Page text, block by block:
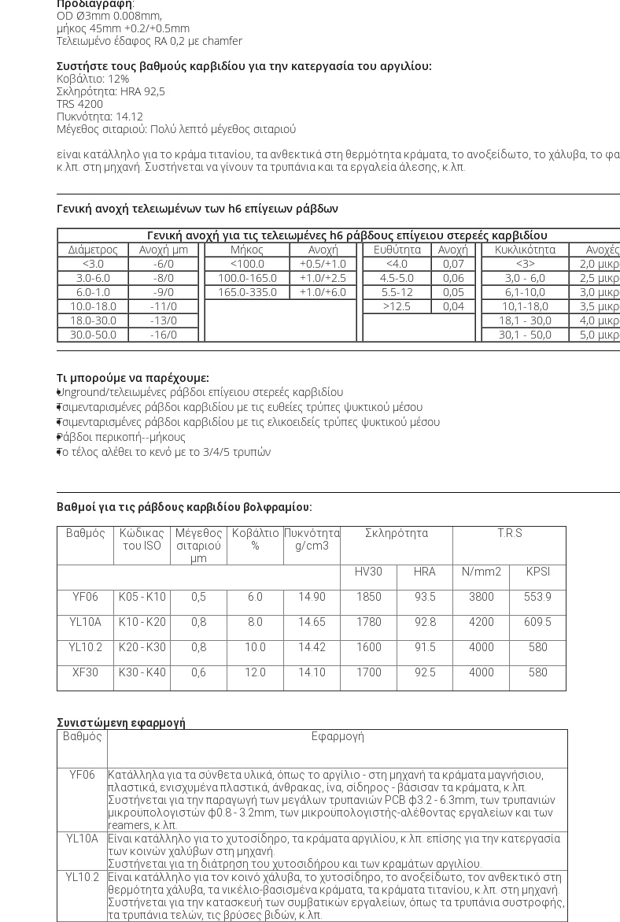
OD Ø3mm 0.008mm,
μήκος 45mm +0.2/+0.5mm
Τελειωμένο έδαφος RA 0,2 με chamfer
Συστήστε τους βαθμούς καρβιδίου για την κατεργασία του αργιλίου:
Κοβάλτιο: 12%
Σκληρότητα: HRA 92,5
TRS 4200
Πυκνότητα: 14.12
Μέγεθος σιταριού: Πολύ λεπτό μέγεθος σιταριού
είναι κατάλληλο για το κράμα τιτανίου, τα ανθεκτικά στη θερμότητα κράματα, το ανοξείδωτο, το χάλυβα, το
κ.λπ. στη μηχανή. Συστήνεται να γίνουν τα τρυπάνια και τα εργαλεία άλεσης, κ.λπ.
Γενική ανοχή τελειωμένων των h6 επίγειων ράβδων
Γενική ανοχή για τις τελειωμένες h6 ράβδους επίγειου στερεές καρβιδίου
Διάμετρος
Ανοχή μm Μήκος Ανοχή Ευθύτητα Ανοχή Κυκλικότητα
Ανοχές
<3.0
-6/0 <100.0 +0.5/+1.0 <4.0 0,07 <3>
2,0
3.0-6.0
-8/0 100.0-165.0 +1.0/+2.5 4.5-5.0 0,06 3,0 - 6,0
2,5
6.0-1.0
-9/0 165.0-335.0 +1.0/+6.0 5.5-12 0,05 6,1-10,0
3,0
10.0-18.0
-11/0 >12.5 0,04 10,1-18,0
3,5
18.0-30.0
-13/0 18,1 - 30,0
4,0
30.0-50.0
-16/0 30,1 - 50,0 5,0
Τι μπορούμε να παρέχουμε:
Unground/τελειωμένες ράβδοι επίγειου στερεές καρβιδίου
Τσιμενταρισμένες ράβδοι καρβιδίου με τις ευθείες τρύπες ψυκτικού μέσου
Τσιμενταρισμένες ράβδοι καρβιδίου με τις ελικοειδείς τρύπες ψυκτικού μέσου
Ράβδοι περικοπή--μήκους
Το τέλος αλέθει το κενό με το 3/4/5 τρυπών
Βαθμοί για τις ράβδους καρβιδίου βολφραμίου:
Βαθμός
Κώδικας
του ISO
Μέγεθος
σιταριού
μm
Κοβάλτιο
%
Πυκνότητα
g/cm3
Σκληρότητα T.R.S
HV30 HRA N/mm2
KPSI
YF06
K05 ‐ K10 0,5 6.0 14.90 1850 93.5 3800
553.9
YL10A
K10 ‐ K20 0,8 8.0 14.65 1780 92.8 4200
609.5
YL10.2
K20 ‐ K30 0,8 10.0 14.42 1600 91.5 4000
580
XF30
K30 ‐ K40 0,6 12.0 14.10 1700 92.5 4000 580
Συνιστώμενη εφαρμογή
Βαθμός
Εφαρμογή
YF06 Κατάλληλα για τα σύνθετα υλικά, όπως το αργίλιο ‐ στη μηχανή τα κράματα μαγνήσιου,
πλαστικά, ενισχυμένα πλαστικά, άνθρακας, ίνα, σίδηρος ‐ βάσισαν τα κράματα, κ.λπ.
Συστήνεται για την παραγωγή των μεγάλων τρυπανιών PCB ф3.2 ‐ 6.3mm, των τρυπανιών
μικροϋπολογιστών ф0.8‐ 3.2mm, των μικροϋπολογιστής-αλέθοντας εργαλείων και των
reamers, κ.λπ.
YL10A
Είναι κατάλληλο για το χυτοσίδηρο, τα κράματα αργιλίου, κ.λπ. επίσης για την κατεργασία
των κοινών χαλύβων στη μηχανή.
Συστήνεται για τη διάτρηση του χυτοσιδήρου και των κραμάτων αργιλίου.
YL10.2
Είναι κατάλληλο για τον κοινό χάλυβα, το χυτοσίδηρο, το ανοξείδωτο, τον ανθεκτικό στη
θερμότητα χάλυβα, τα νικέλιο-βασισμένα κράματα, τα κράματα τιτανίου, κ.λπ. στη μηχανή.
Συστήνεται για την κατασκευή των συμβατικών εργαλείων, όπως τα τρυπάνια συστροφής,
τα τρυπάνια τελών, τις βρύσες βιδών, κ.λπ.